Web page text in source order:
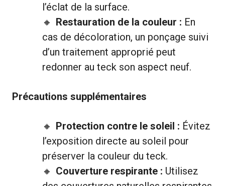
l’éclat de la surface.
Restauration de la couleur : En
cas de décoloration, un ponçage suivi
d’un traitement approprié peut
redonner au teck son aspect neuf.
Précautions supplémentaires
Protection contre le soleil : Évitez
l’exposition directe au soleil pour
préserver la couleur du teck.
Couverture respirante : Utilisez